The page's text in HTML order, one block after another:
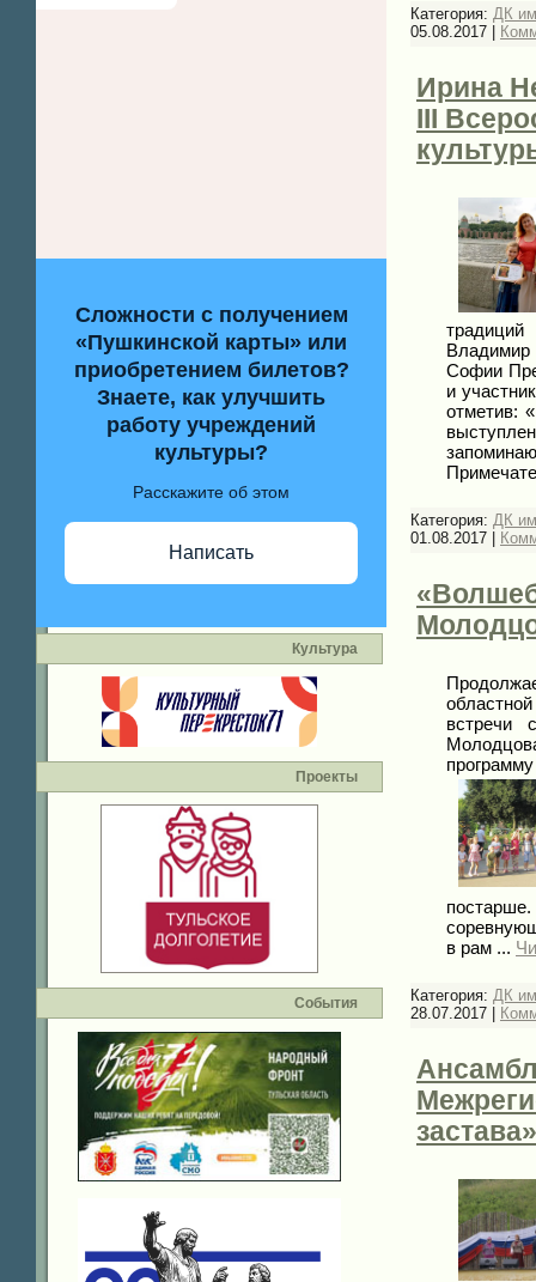
Сложности с получением
«Пушкинской карты» или
приобретением билетов?
Знаете, как улучшить
работу учреждений
культуры?
Расскажите об этом
Написать
Культура
Проекты
События
Категория: ДК
05.08.2017 |
Ирина
III
традиций
Софии
и
отметив:
Категория: ДК
01.08.2017 |
встречи
в рам ...
Категория: ДК
28.07.2017 |
застава»